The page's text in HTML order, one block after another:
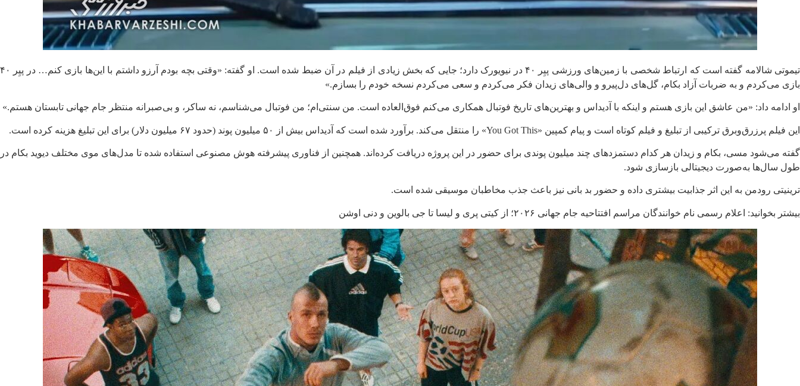
تیموتی شالامه گفته است که ارتباط شخصی با زمین‌های ورزشی پیِر ۴۰ در نیویورک دارد؛ جایی که بخش زیادی از فیلم در آن ضبط شده است. او گفته: «وقتی بچه بودم آرزو داشتم با این‌ها بازی کنم… در پیِر ۴۰
بازی می‌کردم و به ضربات آزاد بکام، گل‌های دل‌پیرو و والی‌های زیدان فکر می‌کردم و سعی می‌کردم نسخه خودم را بسازم.»
او ادامه داد: «من عاشق این بازی هستم و اینکه با آدیداس و بهترین‌های تاریخ فوتبال همکاری می‌کنم فوق‌العاده است. من سنتی‌ام؛ من فوتبال می‌شناسم، نه ساکر، و بی‌صبرانه منتظر جام جهانی تابستان هستم.»
این فیلم پرزرق‌وبرق ترکیبی از تبلیغ و فیلم کوتاه است و پیام کمپین «You Got This» را منتقل می‌کند. برآورد شده است که آدیداس بیش از ۵۰ میلیون پوند (حدود ۶۷ میلیون دلار) برای این تبلیغ هزینه کرده است.
گفته می‌شود مسی، بکام و زیدان هر کدام دستمزدهای چند میلیون پوندی برای حضور در این پروژه دریافت کرده‌اند. همچنین از فناوری پیشرفته هوش مصنوعی استفاده شده تا مدل‌های موی مختلف دیوید بکام در
طول سال‌ها به‌صورت دیجیتالی بازسازی شود.
ترینیتی رودمن به این اثر جذابیت بیشتری داده و حضور بد بانی نیز باعث جذب مخاطبان موسیقی شده است.
بیشتر بخوانید: اعلام رسمی نام خوانندگان مراسم افتتاحیه جام جهانی ۲۰۲۶؛ از کیتی پری و لیسا تا جی بالوین و دنی اوشن